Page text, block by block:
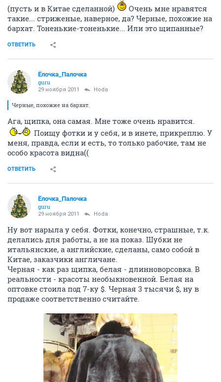
(пусть и в Китае сделанной)
Очень мне нравятся
такие... стриженые, наверное, да? Черные, похожие на
бархат. Тоненькие-тоненькие... Или это щипанные?
ОТВЕТИТЬ
Ёлочка_Палочка
guru
29 ноября 2011 Hoda
Черные, похожие на бархат.
Ага, щипка, она самая. Мне тоже очень нравится.
Поищу фотки и у себя, и в инете, прикреплю. У
меня, правда, если и есть, то только рабочие, там не
особо красота видна((
ОТВЕТИТЬ
Ёлочка_Палочка
guru
29 ноября 2011 Hoda
Ну вот нарыла у себя. Фотки, конечно, страшные, т.к.
делались для работы, а не на показ. Шубки не
итальянские, а английские, сделаны, само собой в
Китае, заказчики англичане.
Черная - как раз щипка, белая - длинноворсовка. В
реальности - красоты необыкновенной. Белая на
оптовке стоила под 7-ку $. Черная 3 тысячи $, ну в
продаже соответственно считайте.